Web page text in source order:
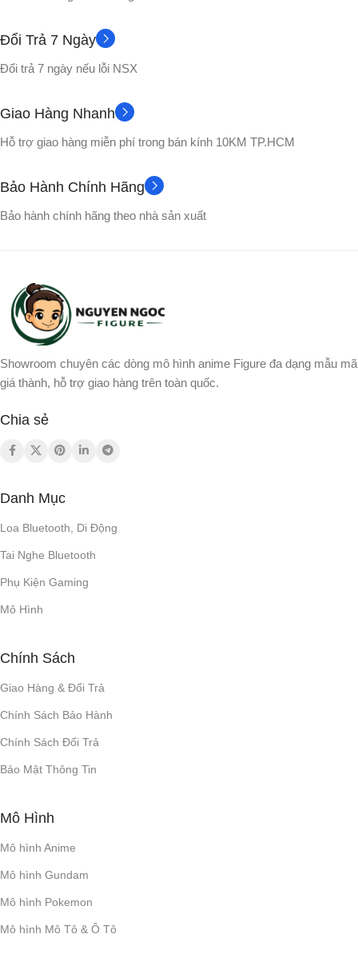
Nhựa PVC cao cấp
VỎ HỘP Hộp màu
NHÂN VẬT Songoku
Đổi Trả 7 Ngày
Đổi trả 7 ngày nếu lỗi NSX
Giao Hàng Nhanh
Hỗ trợ giao hàng miễn phí trong bán kính 10KM TP.HCM
Bảo Hành Chính Hãng
Bảo hành chính hãng theo nhà sản xuất
Showroom chuyên các dòng mô hình anime Figure đa dạng mẫu mã
giá thành, hỗ trợ giao hàng trên toàn quốc.
Chia sẻ
Danh Mục
Loa Bluetooth, Di Động
Tai Nghe Bluetooth
Phụ Kiện Gaming
Mô Hình
Chính Sách
Giao Hàng & Đổi Trả
Chính Sách Bảo Hành
Chính Sách Đổi Trả
Bảo Mật Thông Tin
Mô Hình
Mô hình Anime
Mô hình Gundam
Mô hình Pokemon
Mô hình Mô Tô & Ô Tô